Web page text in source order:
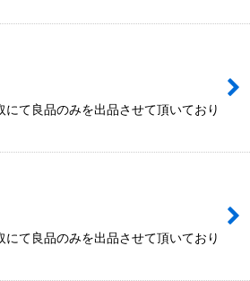
て良品のみを出品させて頂いており
て良品のみを出品させて頂いており